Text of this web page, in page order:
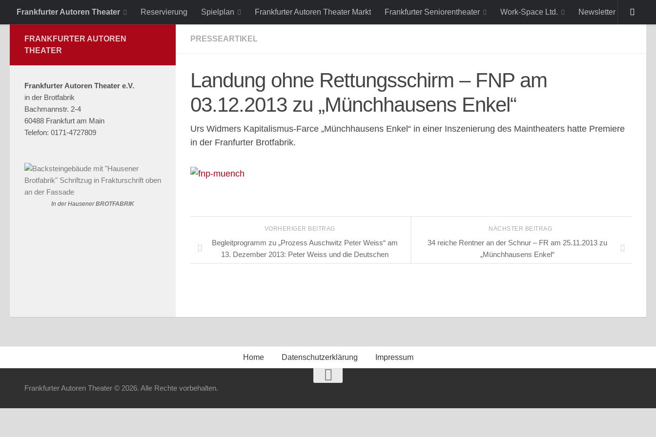
Zum Inhalt springen
Frankfurter Autoren Theater Reservierung Spielplan Frankfurter Autoren Theater Markt Frankfurter Seniorentheater Work-Space Ltd. Newsletter
PRESSEARTIKEL
Landung ohne Rettungsschirm – FNP am
03.12.2013 zu „Münchhausens Enkel“
Urs Widmers Kapitalismus-Farce „Münchhausens Enkel“ in einer Inszenierung des Maintheaters hatte Premiere
in der Franfurter Brotfabrik.
NÄCHSTER BEITRAG
34 reiche Rentner an der Schnur – FR am 25.11.2013 zu
„Münchhausens Enkel“
VORHERIGER BEITRAG
Begleitprogramm zu „Prozess Auschwitz Peter Weiss“ am
13. Dezember 2013: Peter Weiss und die Deutschen
FRANKFURTER AUTOREN
THEATER
Frankfurter Autoren Theater e.V.
in der Brotfabrik
Bachmannstr. 2-4
60488 Frankfurt am Main
Telefon: 0171-4727809
In der HausenerBROTFABRIK
Home Datenschutzerklärung Impressum
Frankfurter Autoren Theater © 2026. Alle Rechte vorbehalten.